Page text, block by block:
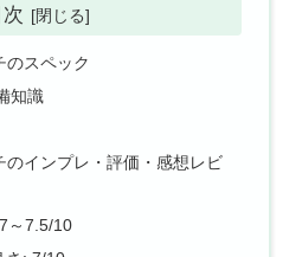
次
のスペック
知識
のインプレ・評価・感想レビ
～7.5/10